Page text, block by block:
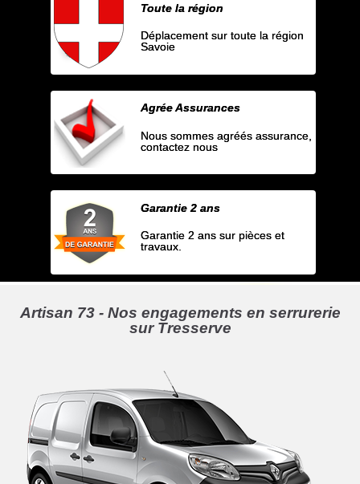
Toute la région
Déplacement sur toute la région
Savoie
Agrée Assurances
Nous sommes agréés assurance,
contactez nous
Garantie 2 ans
Garantie 2 ans sur pièces et
travaux.
Artisan 73 - Nos engagements en serrurerie
sur Tresserve